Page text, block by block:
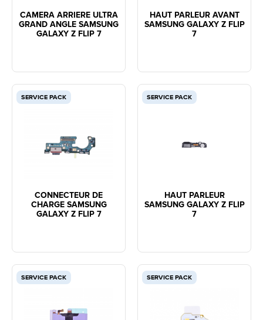
CAMERA ARRIERE ULTRA
GRAND ANGLE SAMSUNG
GALAXY Z FLIP 7
HAUT PARLEUR AVANT
SAMSUNG GALAXY Z FLIP
7
SERVICE PACK
CONNECTEUR DE
CHARGE SAMSUNG
GALAXY Z FLIP 7
SERVICE PACK
HAUT PARLEUR
SAMSUNG GALAXY Z FLIP
7
SERVICE PACK SERVICE PACK